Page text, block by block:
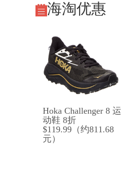
海淘优惠
Hoka Challenger 8 运
动鞋 8折
$119.99（约811.68
元）